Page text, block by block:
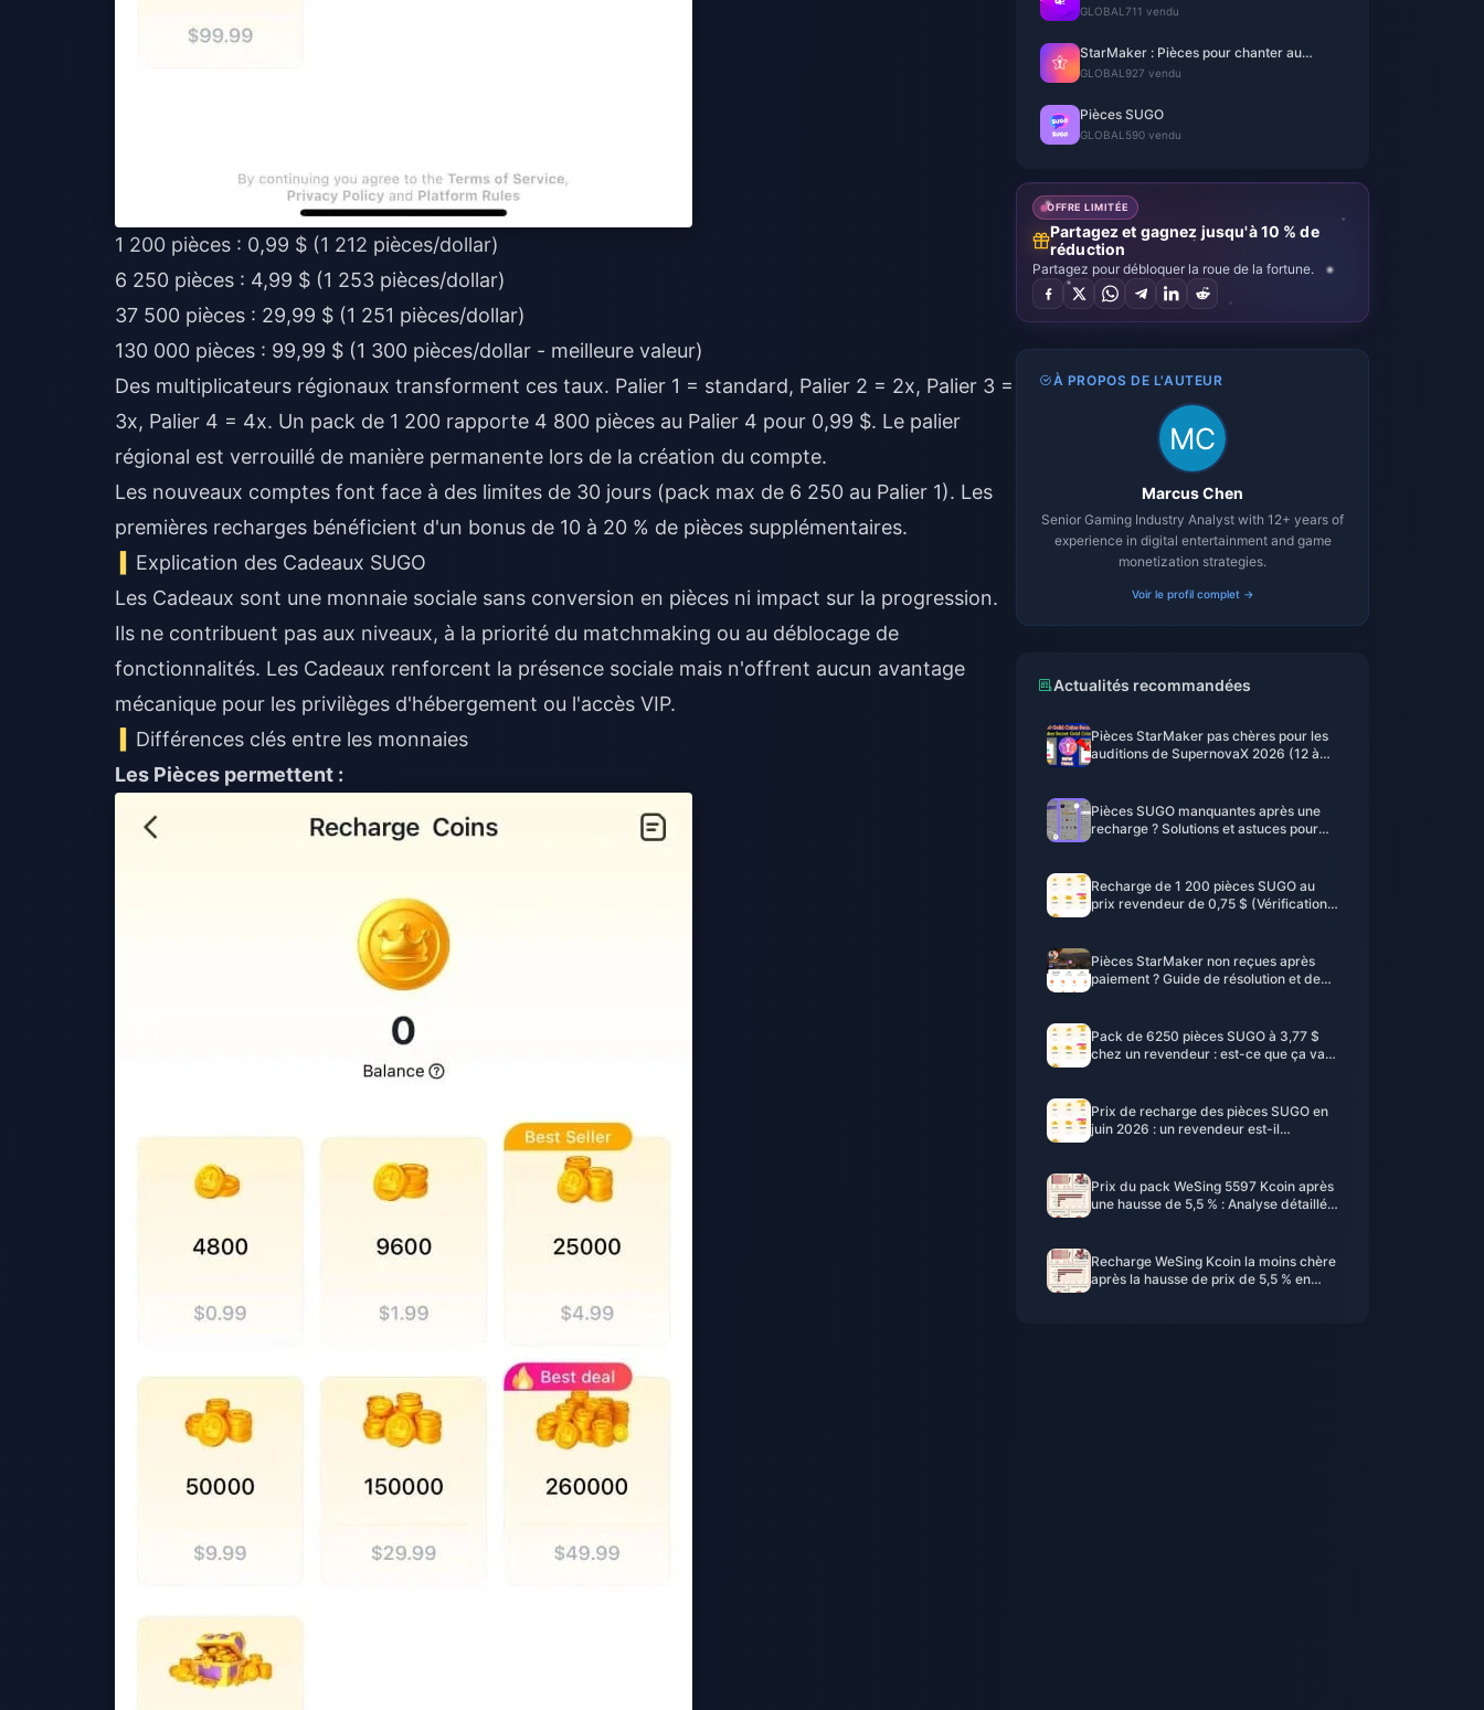
1 200 pièces : 0,99 $ (1 212 pièces/dollar)
6 250 pièces : 4,99 $ (1 253 pièces/dollar)
37 500 pièces : 29,99 $ (1 251 pièces/dollar)
130 000 pièces : 99,99 $ (1 300 pièces/dollar - meilleure valeur)
Des multiplicateurs régionaux transforment ces taux. Palier 1 = standard, Palier 2 = 2x, Palier 3 =
3x, Palier 4 = 4x. Un pack de 1 200 rapporte 4 800 pièces au Palier 4 pour 0,99 $. Le palier
régional est verrouillé de manière permanente lors de la création du compte.
Les nouveaux comptes font face à des limites de 30 jours (pack max de 6 250 au Palier 1). Les
premières recharges bénéficient d'un bonus de 10 à 20 % de pièces supplémentaires.
Explication des Cadeaux SUGO
Les Cadeaux sont une monnaie sociale sans conversion en pièces ni impact sur la progression.
Ils ne contribuent pas aux niveaux, à la priorité du matchmaking ou au déblocage de
fonctionnalités. Les Cadeaux renforcent la présence sociale mais n'offrent aucun avantage
mécanique pour les privilèges d'hébergement ou l'accès VIP.
Différences clés entre les monnaies
Les Pièces permettent :
GLOBAL 711 vendu
StarMaker : Pièces pour chanter au
karaoké
GLOBAL 927 vendu
Pièces SUGO
GLOBAL 590 vendu
OFFRE LIMITÉE
Partagez et gagnez jusqu'à 10 % de
réduction
Partagez pour débloquer la roue de la fortune.
À PROPOS DE L'AUTEUR
Marcus Chen
Senior Gaming Industry Analyst with 12+ years of
experience in digital entertainment and game
monetization strategies.
Voir le profil complet →
Actualités recommandées
Pièces StarMaker pas chères pour les
auditions de SupernovaX 2026 (12 à
Pièces SUGO manquantes après une
recharge ? Solutions et astuces pour
Recharge de 1 200 pièces SUGO au
prix revendeur de 0,75 $ (Vérification
Pièces StarMaker non reçues après
paiement ? Guide de résolution et de
Pack de 6250 pièces SUGO à 3,77 $
chez un revendeur : est-ce que ça vaut
Prix de recharge des pièces SUGO en
juin 2026 : un revendeur est-il
Prix du pack WeSing 5597 Kcoin après
une hausse de 5,5 % : Analyse détaillée
Recharge WeSing Kcoin la moins chère
après la hausse de prix de 5,5 % en